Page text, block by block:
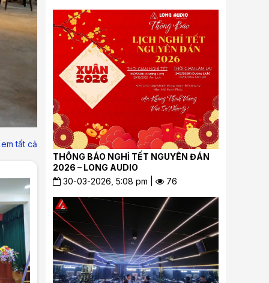
Lắp đặt dàn
_LongAudio
06-02-2024, 10:41 am
tất cả
THÔNG BÁO NGHỈ TẾT NGUYÊN ĐÁN
2026 – LONG AUDIO
30-03-2026, 5:08 pm |
76